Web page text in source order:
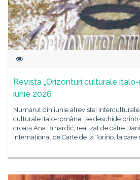
Revista „Orizonturi culturale
iunie 2026
Numărul din iunie alrevistei
culturale italo-române” se deschide
croată Ana Brnardić, realizat de către
Internațional de Carte de la Torino, la care